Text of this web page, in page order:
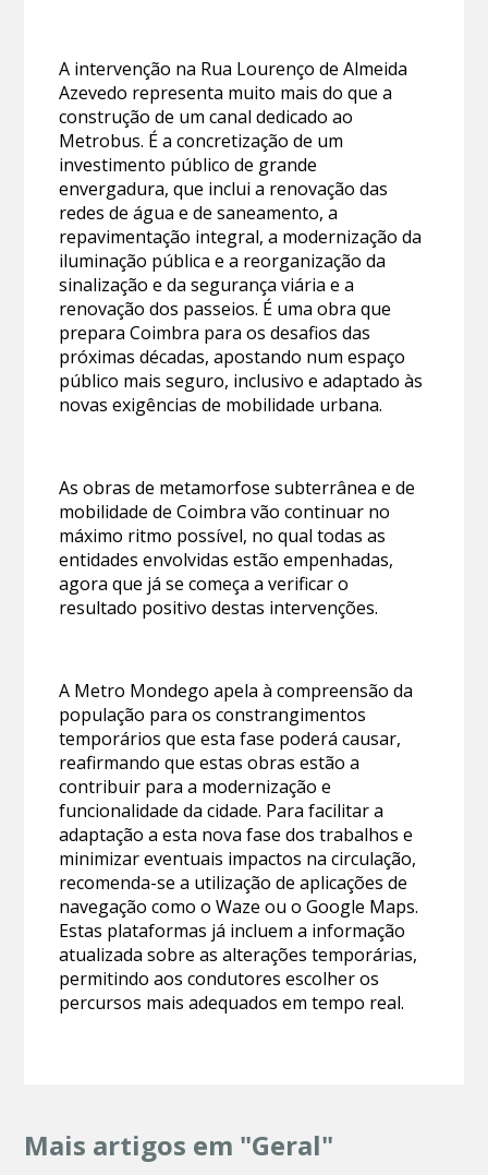
A intervenção na Rua Lourenço de Almeida
Azevedo representa muito mais do que a
construção de um canal dedicado ao
Metrobus. É a concretização de um
investimento público de grande
envergadura, que inclui a renovação das
redes de água e de saneamento, a
repavimentação integral, a modernização da
iluminação pública e a reorganização da
sinalização e da segurança viária e a
renovação dos passeios. É uma obra que
prepara Coimbra para os desafios das
próximas décadas, apostando num espaço
público mais seguro, inclusivo e adaptado às
novas exigências de mobilidade urbana.
As obras de metamorfose subterrânea e de
mobilidade de Coimbra vão continuar no
máximo ritmo possível, no qual todas as
entidades envolvidas estão empenhadas,
agora que já se começa a verificar o
resultado positivo destas intervenções.
A Metro Mondego apela à compreensão da
população para os constrangimentos
temporários que esta fase poderá causar,
reafirmando que estas obras estão a
contribuir para a modernização e
funcionalidade da cidade. Para facilitar a
adaptação a esta nova fase dos trabalhos e
minimizar eventuais impactos na circulação,
recomenda-se a utilização de aplicações de
navegação como o Waze ou o Google Maps.
Estas plataformas já incluem a informação
atualizada sobre as alterações temporárias,
permitindo aos condutores escolher os
percursos mais adequados em tempo real.
Mais artigos em "Geral"